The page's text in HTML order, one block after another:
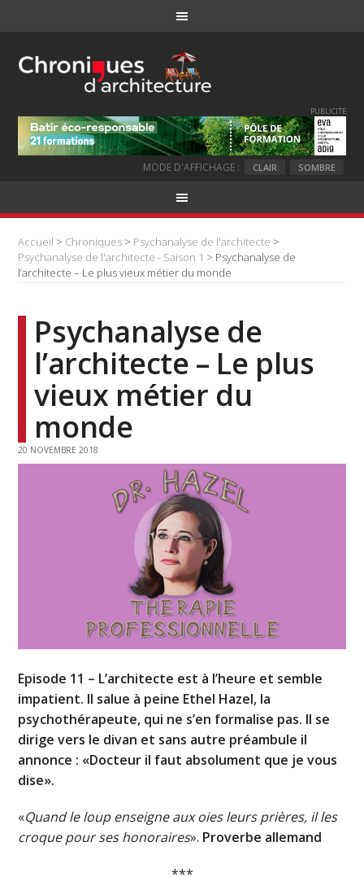
PUBLICITE
MODE D'AFFICHAGE : CLAIR SOMBRE
Accueil > Chroniques > Psychanalyse de l'architecte >
Psychanalyse de l'architecte - Saison 1 > Psychanalyse de
l’architecte – Le plus vieux métier du monde
Psychanalyse de
l’architecte – Le plus
vieux métier du
monde
20 NOVEMBRE 2018
Episode 11 – L’architecte est à l’heure et semble
impatient. Il salue à peine Ethel Hazel, la
psychothérapeute, qui ne s’en formalise pas. Il se
dirige vers le divan et sans autre préambule il
annonce : «Docteur il faut absolument que je vous
dise».
«Quand le loup enseigne aux oies leurs prières, il les
croque pour ses honoraires». Proverbe allemand
***